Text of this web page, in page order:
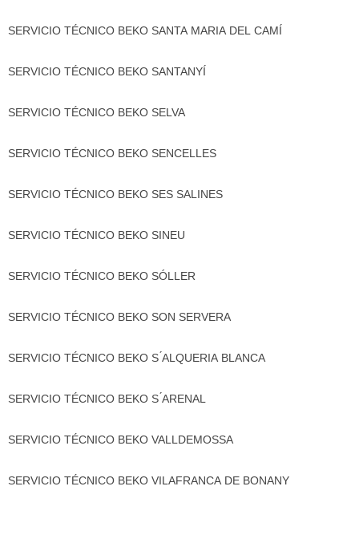
SERVICIO TÉCNICO BEKO SANTA MARIA DEL CAMÍ
SERVICIO TÉCNICO BEKO SANTANYÍ
SERVICIO TÉCNICO BEKO SELVA
SERVICIO TÉCNICO BEKO SENCELLES
SERVICIO TÉCNICO BEKO SES SALINES
SERVICIO TÉCNICO BEKO SINEU
SERVICIO TÉCNICO BEKO SÓLLER
SERVICIO TÉCNICO BEKO SON SERVERA
SERVICIO TÉCNICO BEKO S ́ALQUERIA BLANCA
SERVICIO TÉCNICO BEKO S ́ARENAL
SERVICIO TÉCNICO BEKO VALLDEMOSSA
SERVICIO TÉCNICO BEKO VILAFRANCA DE BONANY